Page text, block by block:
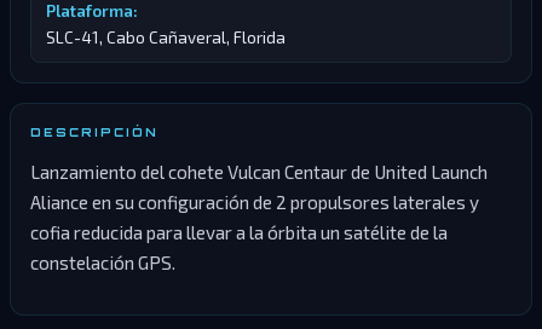
Plataforma:
SLC-41, Cabo Cañaveral, Florida
DESCRIPCIÓN
Lanzamiento del cohete Vulcan Centaur de United Launch
Aliance en su configuración de 2 propulsores laterales y
cofia reducida para llevar a la órbita un satélite de la
constelación GPS.